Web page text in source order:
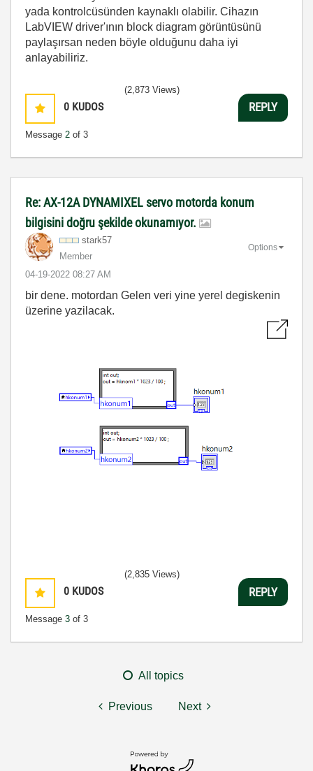
yada kontrolcüsünden kaynaklı olabilir. Cihazın
LabVIEW driver'ının block diagram görüntüsünü
paylaşırsan neden böyle olduğunu daha iyi
anlayabiliriz.
0 KUDOS
Message 2 of 3
(2,873 Views)
REPLY
Re: AX-12A DYNAMIXEL servo motorda konum
bilgisini doğru şekilde okunamıyor.
stark57
Member
‎04-19-2022 08:27 AM
Options
bir dene. motordan Gelen veri yine yerel degiskenin
üzerine yazilacak.
0 KUDOS
Message 3 of 3
(2,835 Views)
REPLY
All topics
Previous Next